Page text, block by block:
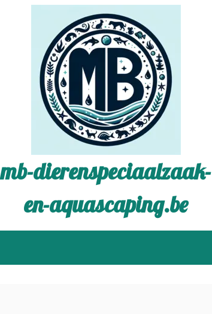
mb-dierenspeciaalzaak-
en-aquascaping.be